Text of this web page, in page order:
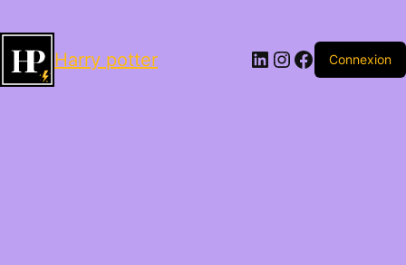
Harry potter LinkedIn
Instagram
Facebook
Connexion